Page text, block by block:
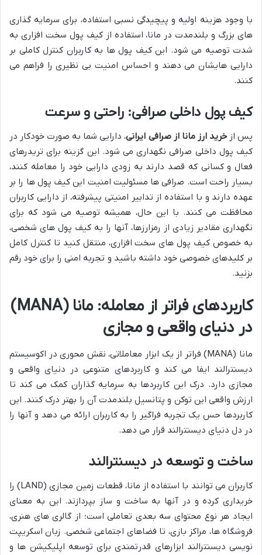
با وجود هزینه اولیه و پیچیدگی نسبی استفاده، برای سرمایه گذاری
های بزرگ و بلندمدت در مانا، استفاده از کیف پول سخت افزاری به
شدت توصیه می شود. این کیف پول ها به کاربران کنترل کاملی بر
دارایی هایشان می دهند و احساس امنیت بی نظیری را فراهم می
کنند.
کیف پول داخلی صرافی: راحتی و سرعت
پس ازخرید ارز مانا از صرافی ایرانی، دارایی شما به صورت خودکار در
کیف پول داخلی صرافی نگهداری می شود. این گزینه برای تریدرهای
فعال و کسانی که قصد دارند به زودی دارایی خود را معامله کنند،
بسیار راحت است. صرافی ها مسئولیت امنیت این کیف پول ها را بر
عهده دارند و با استفاده از تدابیر امنیتی پیشرفته، از دارایی کاربران
محافظت می کنند. با این حال، همیشه توصیه می شود که برای
نگهداری مقادیر زیادی از رمزارزها، آنها را به کیف پول های شخصی،
به خصوص کیف پول های سخت افزاری، منتقل کنید تا کنترل کامل
بر کلیدهای خصوصی خود داشته باشید و تجربه امنی را برای خود رقم
بزنید.
کاربردهای فراتر از معامله: مانا (MANA)
در دنیای واقعی و مجازی
مانا (MANA) فراتر از یک ابزار معاملاتی، نقش محوری در اکوسیستم
دیسنترالند ایفا می کند و کاربردهای متنوعی در دنیای واقعی و
مجازی دارد. درک این کاربردها به سرمایه گذاران کمک می کند تا
ارزش واقعی این توکن و پتانسیل بلندمدت آن را بهتر درک کنند. این
کاربردها حس یک تجربه فراگیر را به کاربران ارائه می دهد و آنها را
در دل دنیای دیسنترالند قرار می دهد.
ساخت و توسعه در دیسنترالند
کاربران می توانند با استفاده از مانا، قطعات زمین مجازی (LAND) را
خریداری کرده و در آنها به ساخت و ساز بپردازند. این به معنای
ایجاد هر نوع محتوای سه بعدی تعاملی است؛ از گالری های هنری،
فروشگاه ها، مراکز بازی، تا فضاهای اجتماعی شخصی. زبان اسکریپت
نویسی دیسنترالند ابزارهای قدرتمندی برای توسعه اپلیکیشن ها و